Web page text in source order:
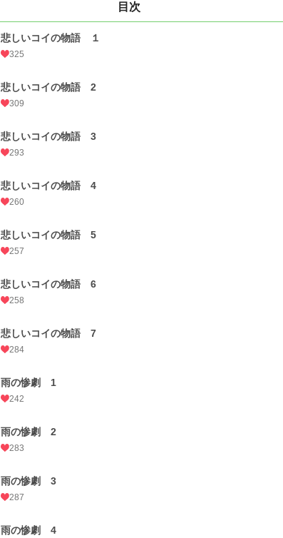
目次
悲しいコイの物語 １
325
悲しいコイの物語 2
309
悲しいコイの物語 3
293
悲しいコイの物語 4
260
悲しいコイの物語 5
257
悲しいコイの物語 6
258
悲しいコイの物語 7
284
雨の惨劇 1
242
雨の惨劇 2
283
雨の惨劇 3
287
雨の惨劇 4